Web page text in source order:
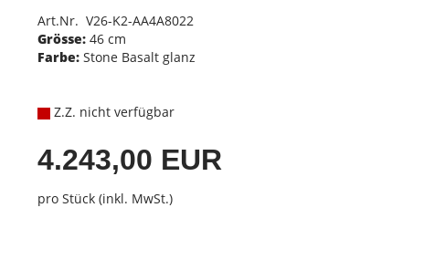
Art.Nr. V26-K2-AA4A8022
Grösse:46 cm
Farbe:Stone Basalt glanz
Z.Z. nicht verfügbar
4.243,00 EUR
pro Stück (inkl. MwSt.)